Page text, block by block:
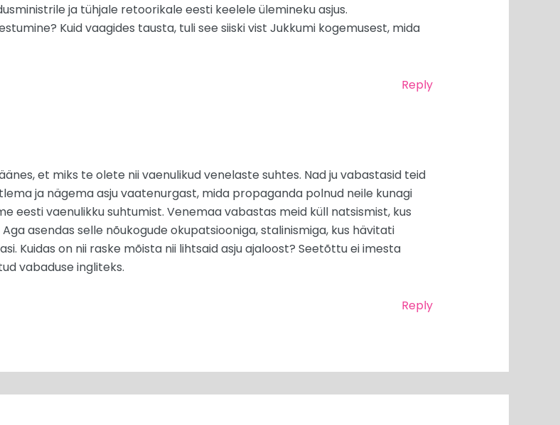
ja tühjale retoorikale eesti keelele ülemineku asjus.
Kuid vaagides tausta, tuli see siiski vist Jukkumi kogemusest, mida
Reply
et miks te olete nii vaenulikud venelaste suhtes. Nad ju vabastasid teid
ja nägema asju vaatenurgast, mida propaganda polnud neile kunagi
eesti vaenulikku suhtumist. Venemaa vabastas meid küll natsismist, kus
asendas selle nõukogude okupatsiooniga, stalinismiga, kus hävitati
Kuidas on nii raske mõista nii lihtsaid asju ajaloost? Seetõttu ei imesta
vabaduse ingliteks.
Reply